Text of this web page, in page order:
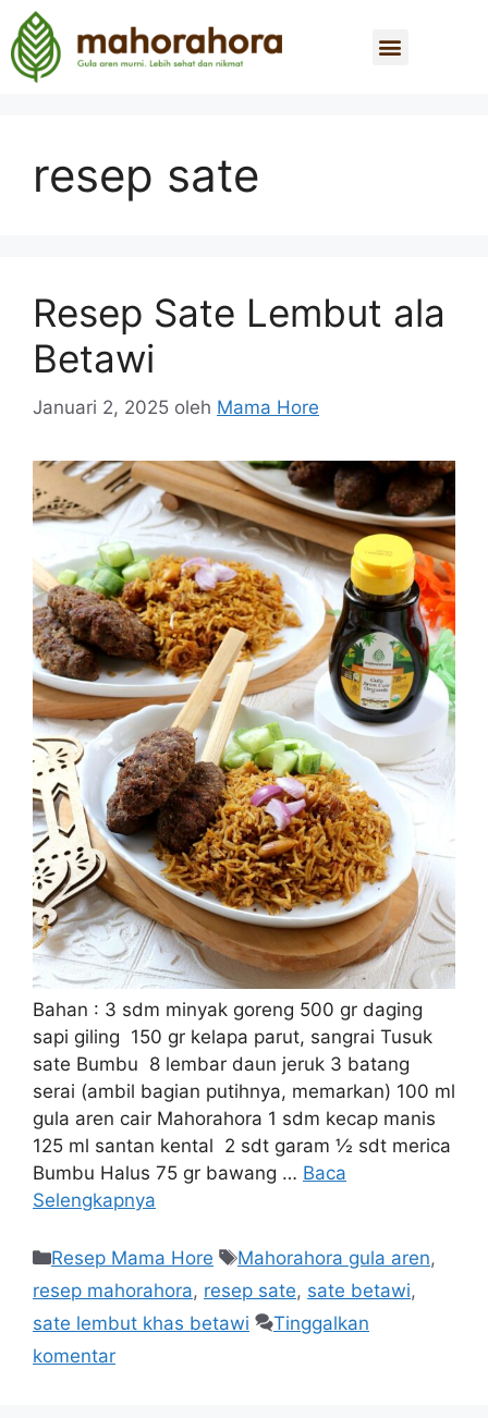
resep sate
Resep Sate Lembut ala
Betawi
Januari 2, 2025 oleh Mama Hore
Bahan : 3 sdm minyak goreng 500 gr daging
sapi giling 150 gr kelapa parut, sangrai Tusuk
sate Bumbu 8 lembar daun jeruk 3 batang
serai (ambil bagian putihnya, memarkan) 100 ml
gula aren cair Mahorahora 1 sdm kecap manis
125 ml santan kental 2 sdt garam ½ sdt merica
Bumbu Halus 75 gr bawang … Baca
Selengkapnya
Resep Mama Hore Mahorahora gula aren,
resep mahorahora, resep sate, sate betawi,
sate lembut khas betawi
Tinggalkan
komentar